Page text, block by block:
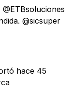
@sicsuper
hace 45